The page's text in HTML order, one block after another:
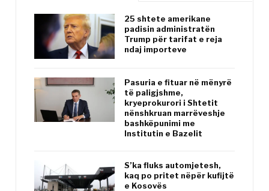
25 shtete amerikane
padisin administratën
Trump për tarifat e reja
ndaj importeve
Pasuria e fituar në mënyrë
të paligjshme,
kryeprokurori i Shtetit
nënshkruan marrëveshje
bashkëpunimi me
Institutin e Bazelit
S’ka fluks automjetesh,
kaq po pritet nëpër kufijtë
e Kosovës